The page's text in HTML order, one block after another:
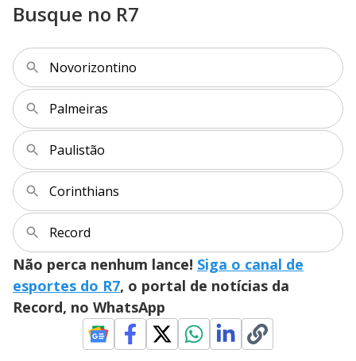
Busque no R7
Novorizontino
Palmeiras
Paulistão
Corinthians
Record
Não perca nenhum lance! Siga o canal de
esportes do R7, o portal de notícias da
Record, no WhatsApp